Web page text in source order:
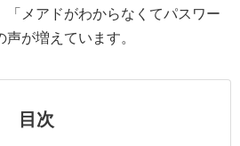
「メアドがわからなくてパスワー
が増えています。
目次